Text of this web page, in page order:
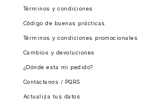
Términos y condiciones
Código de buenas prácticas
Términos y condiciones promocionales
Cambios y devoluciones
¿Dónde esta mi pedido?
Contáctanos / PQRS
Actualiza tus datos